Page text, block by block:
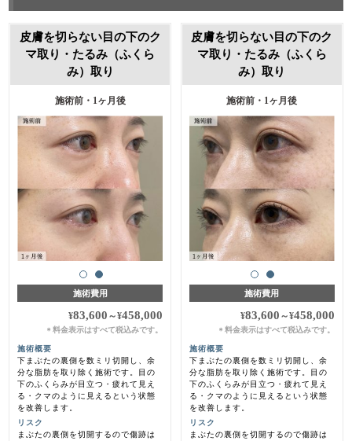
皮膚を切らない目の下のク
マ取り・たるみ（ふくら
み）取り
施術前・1ヶ月後
施術費用
¥83,600 ～¥458,000
＊料金表示はすべて税込みです。
施術概要
下まぶたの裏側を数ミリ切開し、余
分な脂肪を取り除く施術です。目の
下のふくらみが目立つ・疲れて見え
る・クマのように見えるという状態
を改善します。
リスク
まぶたの裏側を切開するので傷跡は
皮膚を切らない目の下のク
マ取り・たるみ（ふくら
み）取り
施術前・1ヶ月後
施術費用
¥83,600 ～¥458,000
＊ 料金表示はすべて税込みです。
施術概要
下まぶたの裏側を数ミリ切開し、余
分な脂肪を取り除く施術です。目の
下のふくらみが目立つ・疲れて見え
る・クマのように見えるという状態
を改善します。
リスク
まぶたの裏側を切開するので傷跡は